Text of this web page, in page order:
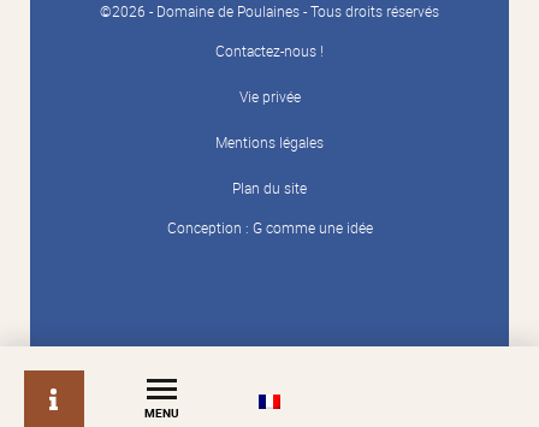
info
MENU
©2026 - Domaine de Poulaines - Tous droits réservés
Contactez-nous !
Vie privée
Mentions légales
Plan du site
Conception : G comme une idée